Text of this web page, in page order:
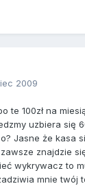
2009
te 100zł na
uzbiera się
Jasne że kasa
znajdzie
wykrywacz to
mnie twój